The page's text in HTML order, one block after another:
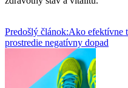
Predošlý článok:Ako efektívne
prostredie negatívny dopad